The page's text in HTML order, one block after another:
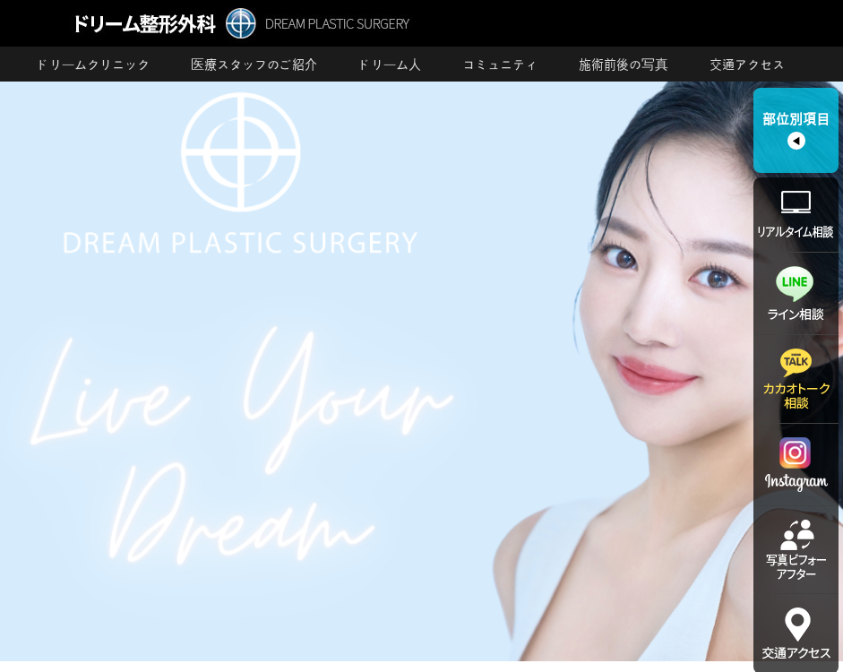
部位別項目
◀
ドリームクリニック 医療スタッフのご紹介 ドリーム人 コミュニティ 施術前後の写真 交通アクセス